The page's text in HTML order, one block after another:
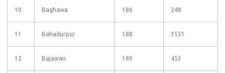
10 Baghawa 186 248
11 Bahadurpur 188 3551
12 Bajawan 190 453